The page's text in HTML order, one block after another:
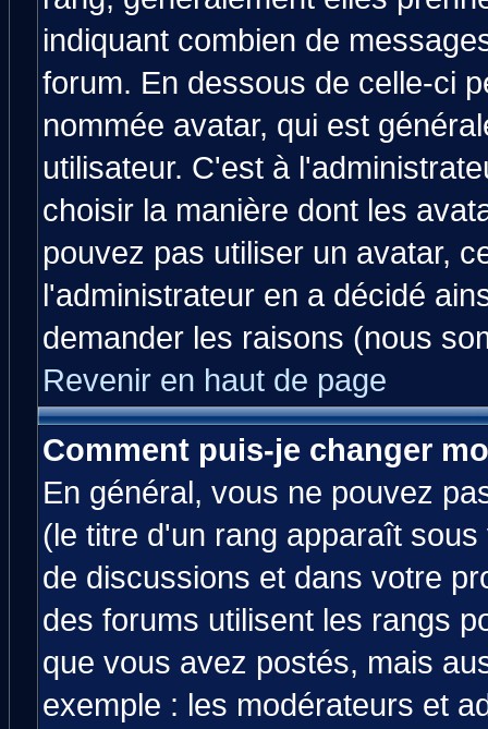
indiquant combien de
forum. En dessous de celle-ci
nommée avatar, qui est
utilisateur. C'est à
choisir la manière dont les
pouvez pas utiliser un avatar,
l'administrateur en a décidé
demander les raisons (nous
Revenir en haut de page
Comment puis-je changer
En général, vous ne pouvez
(le titre d'un rang apparaît
de discussions et dans votre
des forums utilisent les rangs
que vous avez postés, mais
exemple : les modérateurs et